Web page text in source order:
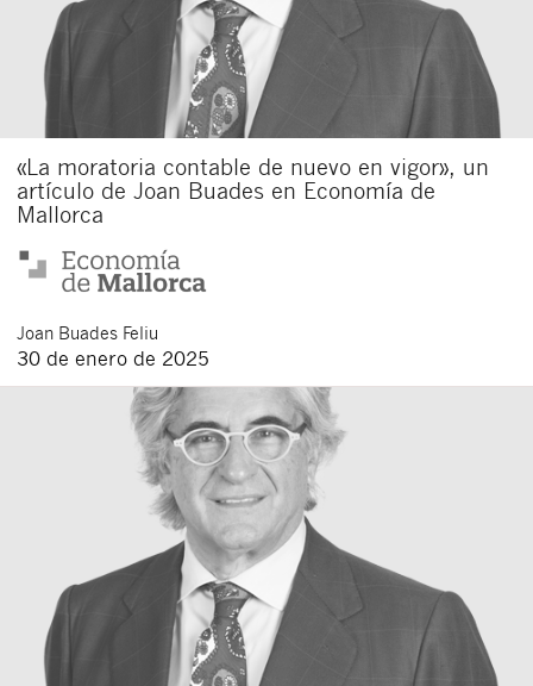
«La moratoria contable de nuevo en vigor», un
artículo de Joan Buades en Economía de
Mallorca
Joan Buades Feliu
30 de enero de 2025